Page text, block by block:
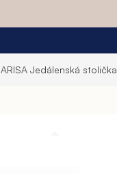
ARISA Jedálenská stolička